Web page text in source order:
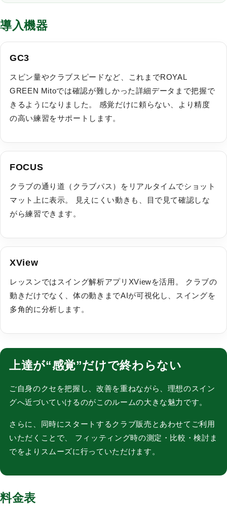
導入機器
GC3
スピン量やクラブスピードなど、これまでROYAL
GREEN Mitoでは確認が難しかった詳細データまで把握で
きるようになりました。 感覚だけに頼らない、より精度
の高い練習をサポートします。
FOCUS
クラブの通り道（クラブパス）をリアルタイムでショット
マット上に表示。 見えにくい動きも、目で見て確認しな
がら練習できます。
XView
レッスンではスイング解析アプリXViewを活用。 クラブの
動きだけでなく、体の動きまでAIが可視化し、スイングを
多角的に分析します。
上達が“感覚”だけで終わらない
ご自身のクセを把握し、改善を重ねながら、理想のスイン
グへ近づいていけるのがこのルームの大きな魅力です。
さらに、同時にスタートするクラブ販売とあわせてご利用
いただくことで、 フィッティング時の測定・比較・検討ま
でをよりスムーズに行っていただけます。
料金表